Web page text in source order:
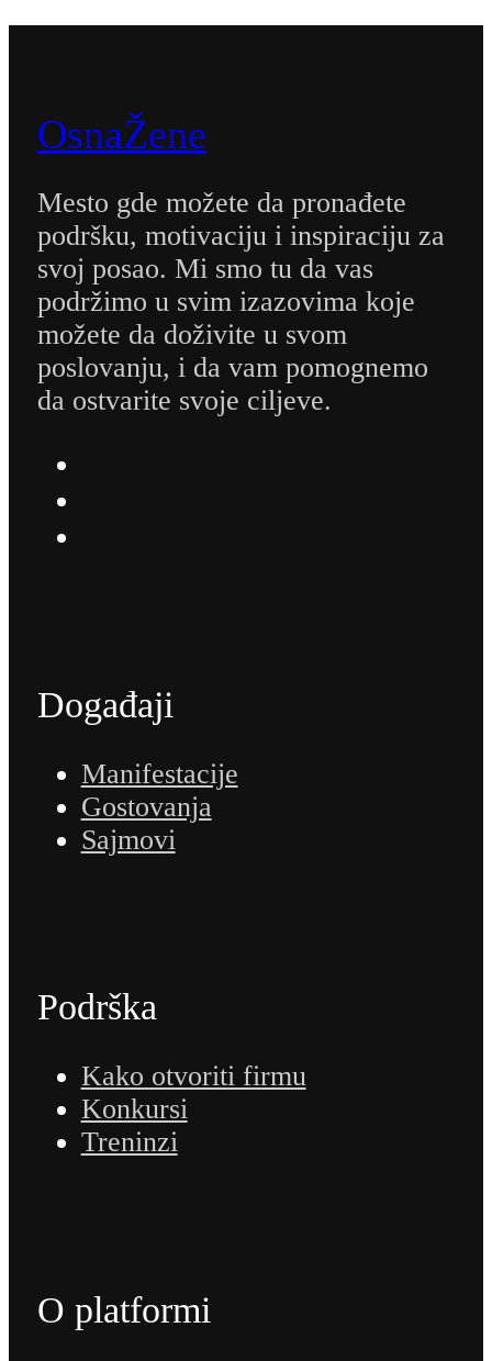
OsnaŽene
Mesto gde možete da pronađete
podršku, motivaciju i inspiraciju za
svoj posao. Mi smo tu da vas
podržimo u svim izazovima koje
možete da doživite u svom
poslovanju, i da vam pomognemo
da ostvarite svoje ciljeve.
Događaji
Manifestacije
Gostovanja
Sajmovi
Podrška
Kako otvoriti firmu
Konkursi
Treninzi
O platformi